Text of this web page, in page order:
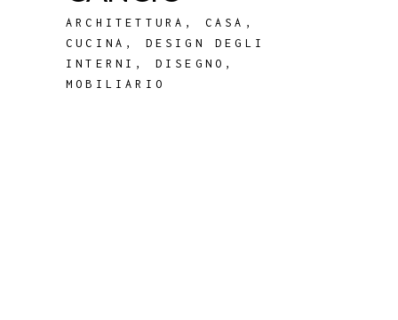
ARCHITETTURA , CASA ,
CUCINA , DESIGN DEGLI
INTERNI , DISEGNO ,
MOBILIARIO